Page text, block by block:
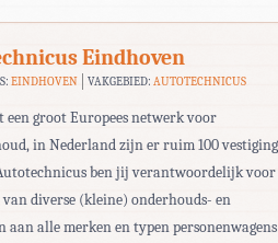
Eindhoven
EINDHOVEN VAKGEBIED:AUTOTECHNICUS
een groot Europees netwerk voor
in Nederland zijn er ruim 100
ben jij verantwoordelijk voor
diverse (kleine) onderhouds- en
alle merken en typen